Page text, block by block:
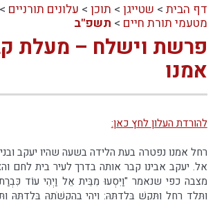
דף הבית > שטייגן > תוכן > עלונים תורניים >
מטעמי תורת חיים > תשפ"ב
פרשת וישלח – מעלת
אמנו
להורדת העלון לחץ כאן:
רחל אמנו נפטרה בעת הלידה בשעה שהיו יעקב
אל. יעקב אבינו קבר אותה בדרך לעיר בית לחם
מצבה כפי שנאמר "וַיִּסְעוּ מִבֵּית אֵל וַיְהִי עוֹד
וַתֵּלֶד רָחֵל וַתְּקַשׁ בְּלִדְתָּהּ: וַיְהִי בְהַקְשֹׁתָהּ בְּלִדְתָּהּ